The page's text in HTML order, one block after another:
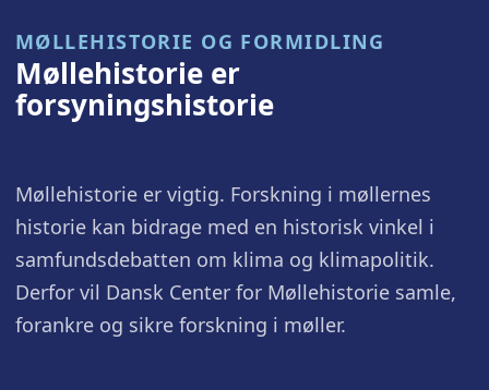
MØLLEHISTORIE OG FORMIDLING
Møllehistorie er
forsyningshistorie
Møllehistorie er vigtig. Forskning i møllernes
historie kan bidrage med en historisk vinkel i
samfundsdebatten om klima og klimapolitik.
Derfor vil Dansk Center for Møllehistorie samle,
forankre og sikre forskning i møller.